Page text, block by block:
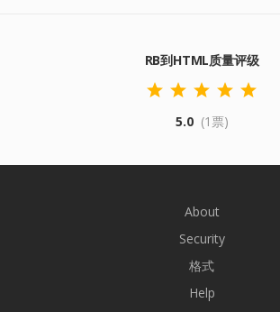
RB到HTML质量评级
5.0 (1票)
About
Security
格式
Help